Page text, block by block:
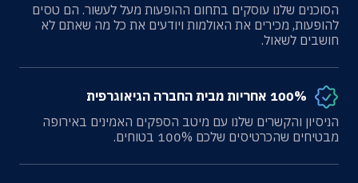
הסוכנים שלנו עוסקים בתחום ההופעות מעל לעשור. הם טסים
להופעות, מכירים את האולמות ויודעים את כל מה שאתם לא
חושבים לשאול.
100% אחריות מבית החברה הגיאוגרפית
הניסיון והקשרים שלנו עם מיטב הספקים האמינים באירופה
מבטיחים שהכרטיסים שלכם 100% בטוחים.